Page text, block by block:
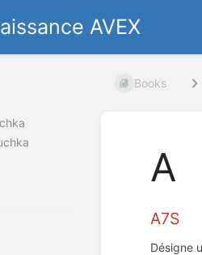
AVEX
Books
A
A7S
Désigne